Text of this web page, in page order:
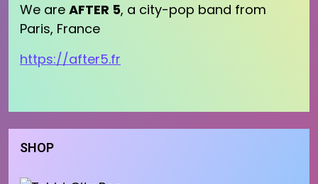
We are AFTER 5, a city-pop band from
Paris, France
https://after5.fr
SHOP